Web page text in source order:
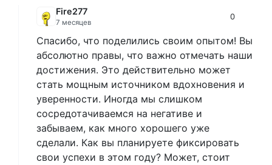
Fire277
7 месяцев
0
Спасибо, что поделились своим опытом! Вы
абсолютно правы, что важно отмечать наши
достижения. Это действительно может
стать мощным источником вдохновения и
уверенности. Иногда мы слишком
сосредотачиваемся на негативе и
забываем, как много хорошего уже
сделали. Как вы планируете фиксировать
свои успехи в этом году? Может, стоит